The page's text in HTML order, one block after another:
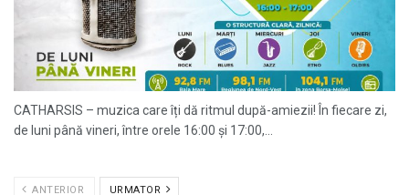
CATHARSIS – muzica care îți dă ritmul după-amiezii! În fiecare zi,
de luni până vineri, între orele 16:00 și 17:00,...
ANTERIOR URMATOR